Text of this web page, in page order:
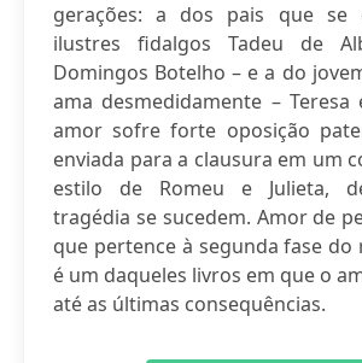
gerações: a dos pais que se
ilustres fidalgos Tadeu de
Domingos Botelho – e a do
ama desmedidamente – Teresa
amor sofre forte oposição
enviada para a clausura em um
estilo de Romeu e Julieta,
tragédia se sucedem. Amor de
que pertence à segunda fase
é um daqueles livros em que o
até as últimas consequências.